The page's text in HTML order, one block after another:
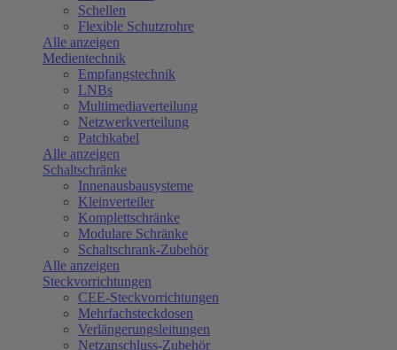
Schellen
Flexible Schutzrohre
Alle anzeigen
Medientechnik
Empfangstechnik
LNBs
Multimediaverteilung
Netzwerkverteilung
Patchkabel
Alle anzeigen
Schaltschränke
Innenausbausysteme
Kleinverteiler
Komplettschränke
Modulare Schränke
Schaltschrank-Zubehör
Alle anzeigen
Steckvorrichtungen
CEE-Steckvorrichtungen
Mehrfachsteckdosen
Verlängerungsleitungen
Netzanschluss-Zubehör